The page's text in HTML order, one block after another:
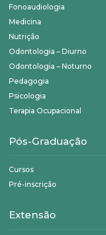
Fonoaudiologia
Medicina
Nutrição
Odontologia – Diurno
Odontologia – Noturno
Pedagogia
Psicologia
Terapia Ocupacional
Pós-Graduação
Cursos
Pré-inscrição
Extensão